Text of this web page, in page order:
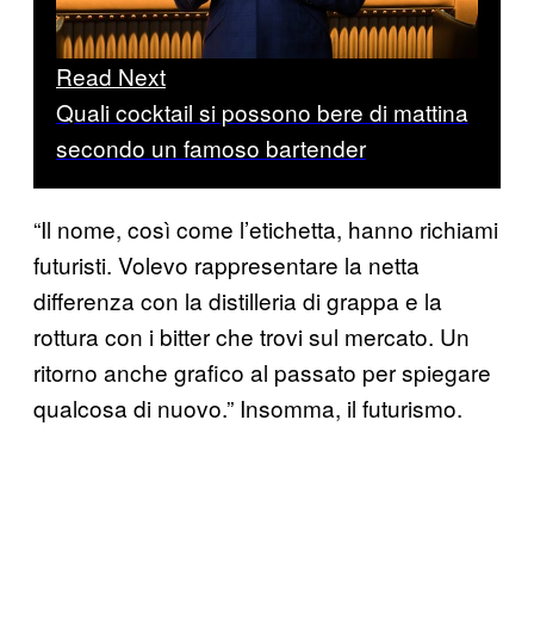
Read Next
Quali cocktail si possono bere di mattina
secondo un famoso bartender
“Il nome, così come l’etichetta, hanno richiami
futuristi. Volevo rappresentare la netta
differenza con la distilleria di grappa e la
rottura con i bitter che trovi sul mercato. Un
ritorno anche grafico al passato per spiegare
qualcosa di nuovo.” Insomma, il futurismo.